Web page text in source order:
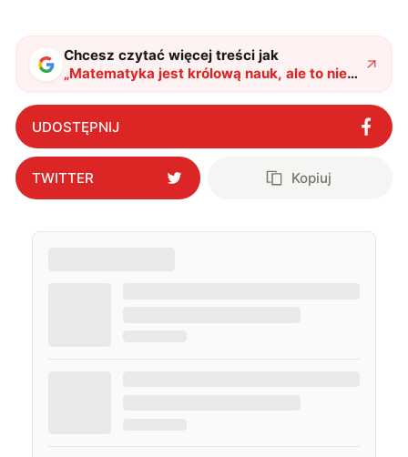
i gram w gry :)
Chcesz czytać więcej treści jak
„Matematyka jest królową nauk, ale to nie
znaczy, że ją lubimy"?
UDOSTĘPNIJ
TWITTER Kopiuj